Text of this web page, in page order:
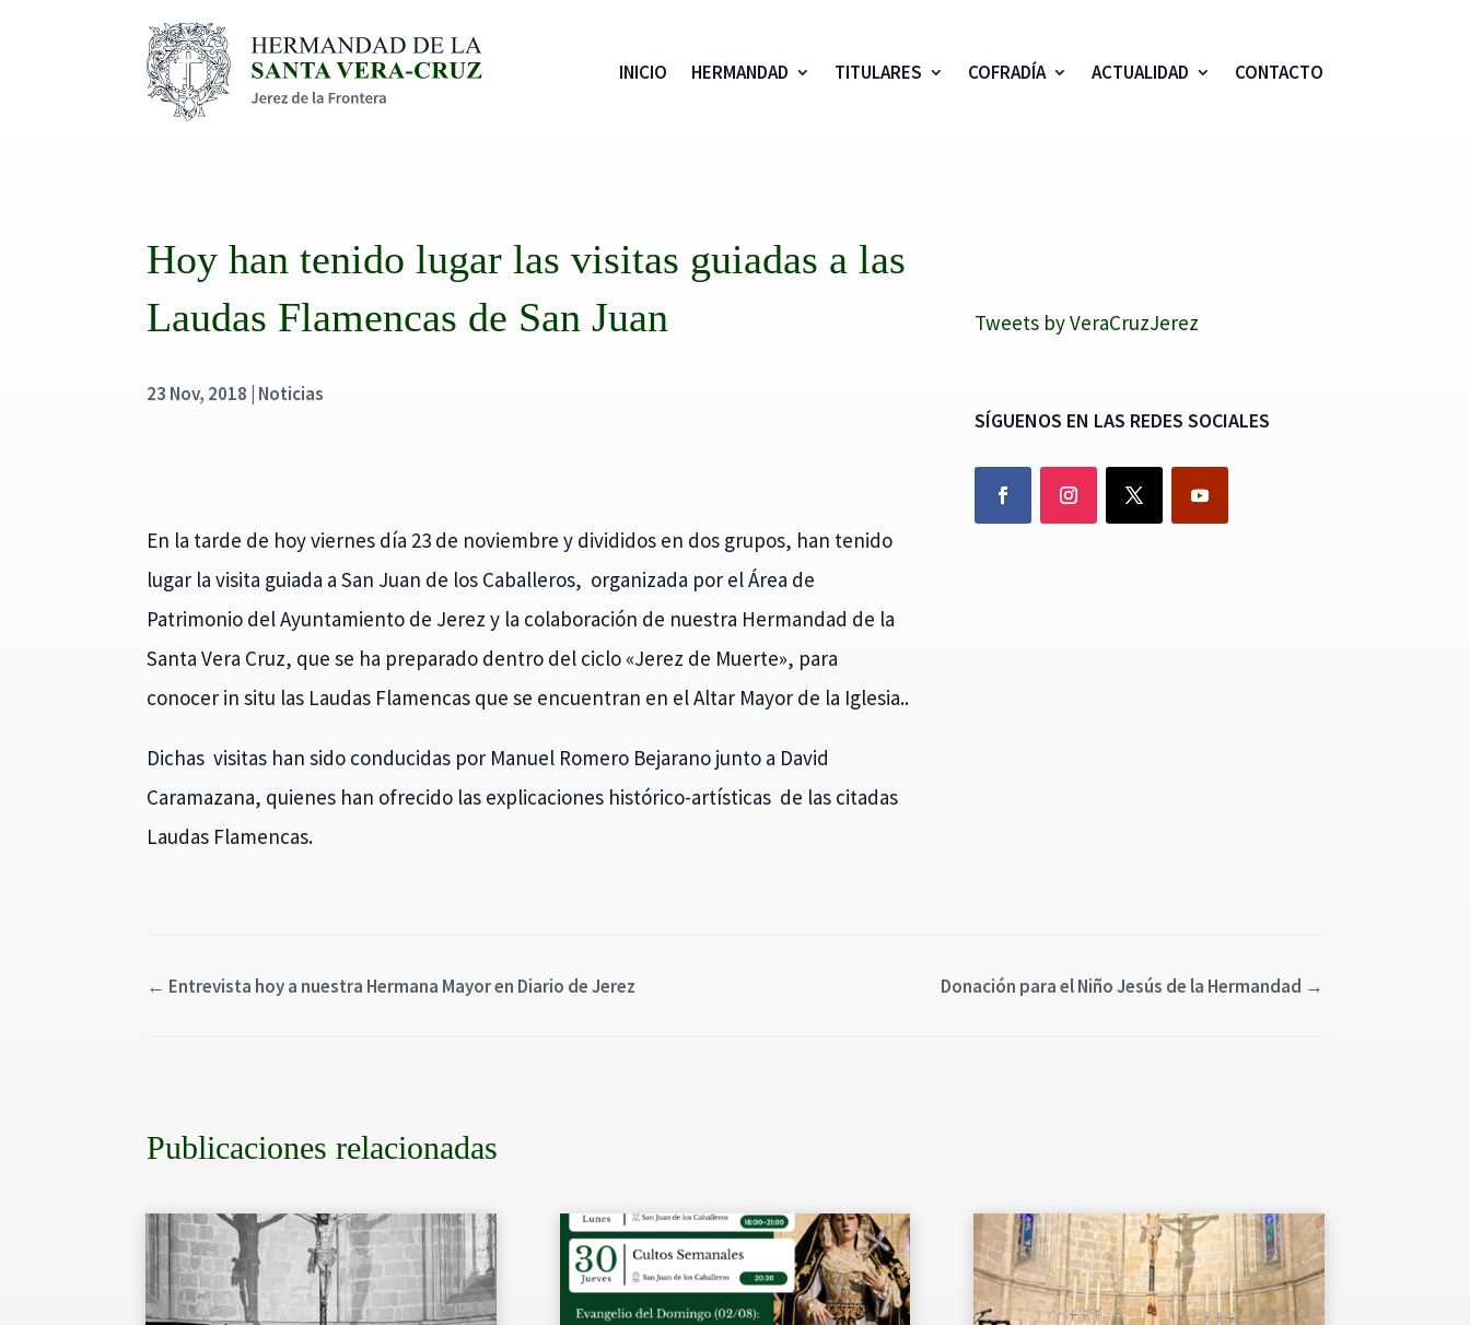
INICIO HERMANDAD TITULARES COFRADÍA ACTUALIDAD CONTACTO
Hoy han tenido lugar las visitas guiadas a las
Laudas Flamencas de San Juan
23 Nov, 2018 Noticias
En la tarde de hoy viernes día 23 de noviembre y divididos en dos grupos, han tenido
lugar la visita guiada a San Juan de los Caballeros, organizada por el Área de
Patrimonio del Ayuntamiento de Jerez y la colaboración de nuestra Hermandad de la
Santa Vera Cruz, que se ha preparado dentro del ciclo «Jerez de Muerte», para
conocer in situ las Laudas Flamencas que se encuentran en el Altar Mayor de la Iglesia..
Dichas visitas han sido conducidas por Manuel Romero Bejarano junto a David
Caramazana, quienes han ofrecido las explicaciones histórico-artísticas de las citadas
Laudas Flamencas.
Tweets by VeraCruzJerez
SÍGUENOS EN LAS REDES SOCIALES
← Entrevista hoy a nuestra Hermana Mayor en Diario de Jerez Donación para el Niño Jesús de la Hermandad →
Publicaciones relacionadas